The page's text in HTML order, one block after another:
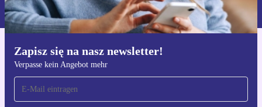
Zapisz się na nasz newsletter!
Verpasse kein Angebot mehr
naszej
Polityce prywatności
Pobierz aplikację refurbed
Dla iOS i Android